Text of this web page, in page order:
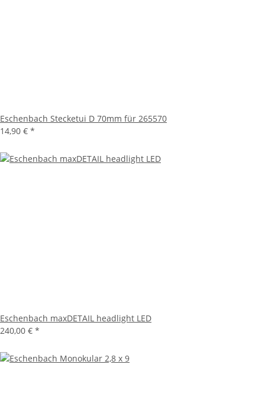
Eschenbach Stecketui D 70mm für 265570
14,90 € *
Eschenbach maxDETAIL headlight LED
240,00 € *